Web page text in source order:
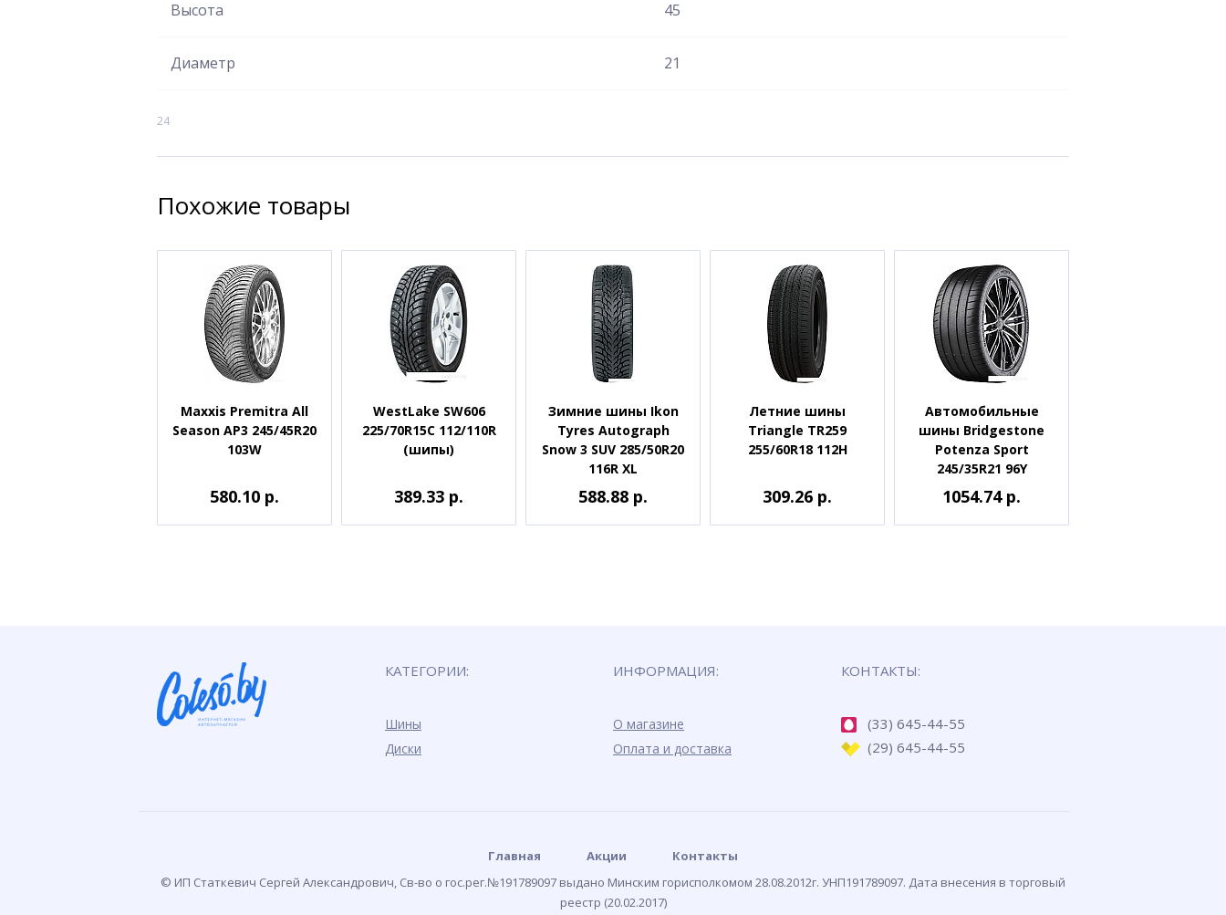
Высота 45
Диаметр 21
24
Похожие товары
Maxxis Premitra All
Season AP3 245/45R20
103W
580.10 р.
WestLake SW606
225/70R15C 112/110R
(шипы)
389.33 р.
Зимние шины Ikon
Tyres Autograph
Snow 3 SUV 285/50R20
116R XL
588.88 р.
Летние шины
Triangle TR259
255/60R18 112H
309.26 р.
Автомобильные
шины Bridgestone
Potenza Sport
245/35R21 96Y
1054.74 р.
КАТЕГОРИИ:
Шины
Диски
ИНФОРМАЦИЯ:
О магазине
Оплата и доставка
КОНТАКТЫ:
(33) 645-44-55
(29) 645-44-55
Главная Акции
Контакты
© ИП Статкевич Сергей Александрович, Св-во о гос.рег.№191789097 выдано Минским горисполкомом 28.08.2012г. УНП191789097. Дата внесения в торговый
реестр (20.02.2017)